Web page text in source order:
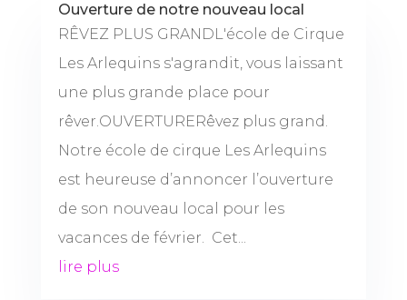
Ouverture de notre nouveau local
RÊVEZ PLUS GRANDL'école de Cirque
Les Arlequins s'agrandit, vous laissant
une plus grande place pour
rêver.OUVERTURERêvez plus grand.
Notre école de cirque Les Arlequins
est heureuse d’annoncer l’ouverture
de son nouveau local pour les
vacances de février. Cet...
lire plus